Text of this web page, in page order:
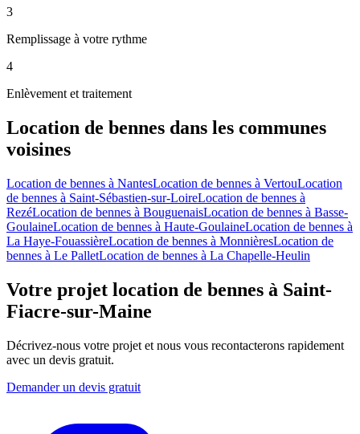
3
Remplissage à votre rythme
4
Enlèvement et traitement
Location de bennes dans les communes
voisines
Location de bennes à NantesLocation de bennes à VertouLocation
de bennes à Saint-Sébastien-sur-LoireLocation de bennes à
RezéLocation de bennes à BouguenaisLocation de bennes à Basse-
GoulaineLocation de bennes à Haute-GoulaineLocation de bennes à
La Haye-FouassièreLocation de bennes à MonnièresLocation de
bennes à Le PalletLocation de bennes à La Chapelle-Heulin
Votre projet location de bennes à Saint-
Fiacre-sur-Maine
Décrivez-nous votre projet et nous vous recontacterons rapidement
avec un devis gratuit.
Demander un devis gratuit